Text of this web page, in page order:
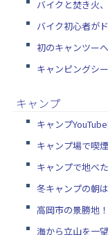
バイクと焚き火
バイク初心者が
初のキャンツー
キャンピングシ
キャンプ
キャンプ
キャンプ場で喫
キャンプで地べ
冬キャンプの朝
高岡市の景勝地
海から立山を一